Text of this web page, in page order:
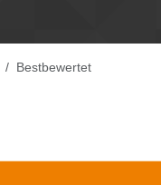
Bestbewertet